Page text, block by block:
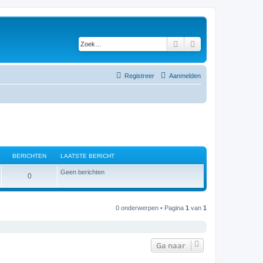
Zoek
Aanmelden
Registreer
BERICHTEN LAATSTE BERICHT
0B
e
Geen berichten
0 onderwerpen • Pagina 1 van 1
Ga naar